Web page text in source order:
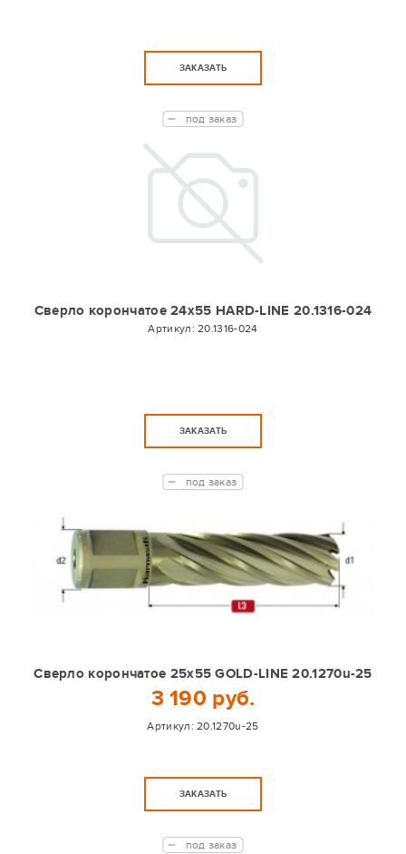
ЗАКАЗАТЬ
Сверло корончатое 24х55 HARD-LINE 20.1316-024
Артикул:20.1316-024
под заказ
ЗАКАЗАТЬ
Сверло корончатое 25х55 GOLD-LINE 20.1270u-25
3 190 руб.
Артикул:20.1270u-25
под заказ
ЗАКАЗАТЬ
под заказ